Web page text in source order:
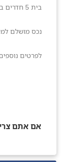
בית 5 חדרים במפלס אחד על מגרש מרווח
נכס מושלם
לפרטים
אם אתם